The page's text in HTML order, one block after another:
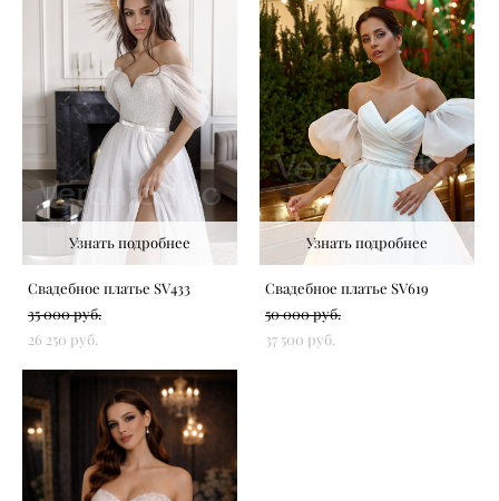
Узнать подробнее
Свадебное платье SV433
35 000 pуб.
26 250 pуб.
Узнать подробнее
Свадебное платье SV619
50 000 pуб.
37 500 pуб.